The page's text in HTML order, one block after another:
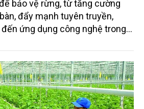
bảo vệ rừng, từ tăng cường
đẩy mạnh tuyên truyền,
ứng dụng công nghệ trong